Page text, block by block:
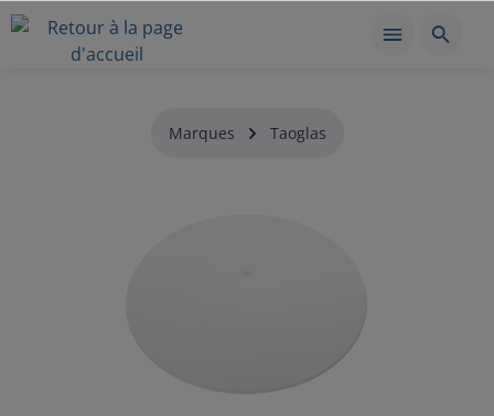
Marques Taoglas